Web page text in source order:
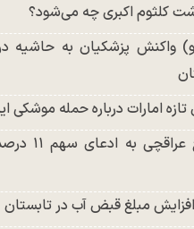
کلثوم اکبری چه می‌شود؟
واکنش پزشکیان به حاشیه
تازه امارات درباره حمله موشکی
پاسخ
مبلغ قبض آب در تابستان